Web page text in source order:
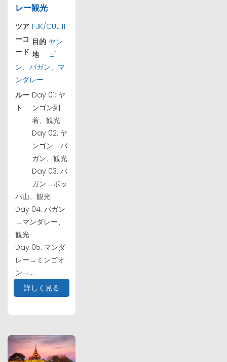
レー観光
ツア
ーコ
ード
FJK/CUL 11
目的
地
ヤン
ゴ
ン、バガン、マ
ンダレー
ルー
ト
Day 01: ヤ
ンゴン到
着、観光
Day 02: ヤ
ンゴン→バ
ガン、観光
Day 03: バ
ガン→ポッ
パ山、観光
Day 04: バガン
→マンダレー、
観光
Day 05: マンダ
レー→ミンゴオ
ン→...
詳しく見る